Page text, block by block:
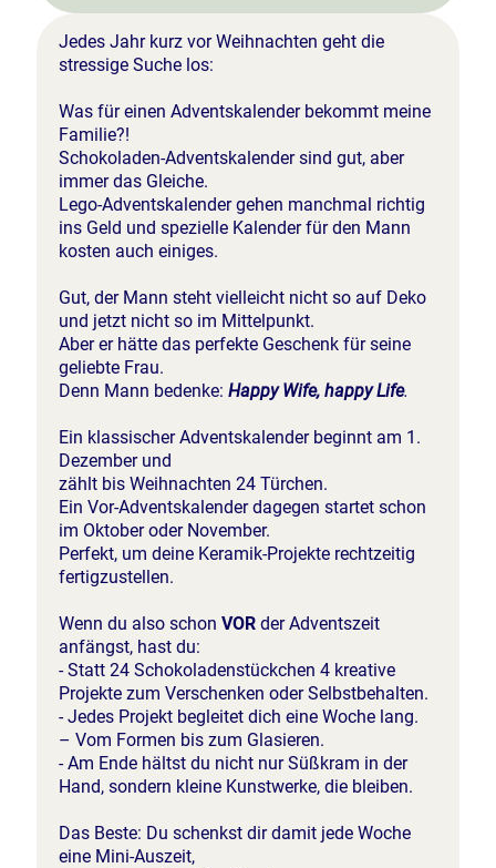
Jedes Jahr kurz vor Weihnachten geht die
stressige Suche los:
Was für einen Adventskalender bekommt meine
Familie?!
Schokoladen-Adventskalender sind gut, aber
immer das Gleiche.
Lego-Adventskalender gehen manchmal richtig
ins Geld und spezielle Kalender für den Mann
kosten auch einiges.
Gut, der Mann steht vielleicht nicht so auf Deko
und jetzt nicht so im Mittelpunkt.
Aber er hätte das perfekte Geschenk für seine
geliebte Frau.
Denn Mann bedenke: Happy Wife, happy Life.
Ein klassischer Adventskalender beginnt am 1.
Dezember und
zählt bis Weihnachten 24 Türchen.
Ein Vor-Adventskalender dagegen startet schon
im Oktober oder November.
Perfekt, um deine Keramik-Projekte rechtzeitig
fertigzustellen.
Wenn du also schon VOR der Adventszeit
anfängst, hast du:
- Statt 24 Schokoladenstückchen 4 kreative
Projekte zum Verschenken oder Selbstbehalten.
- Jedes Projekt begleitet dich eine Woche lang.
– Vom Formen bis zum Glasieren.
- Am Ende hältst du nicht nur Süßkram in der
Hand, sondern kleine Kunstwerke, die bleiben.
Das Beste: Du schenkst dir damit jede Woche
eine Mini-Auszeit,